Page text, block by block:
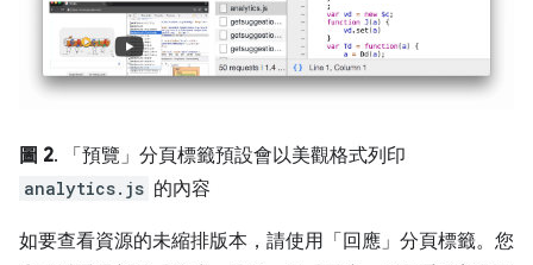
圖 2. 「預覽」 分頁標籤預設會以美觀格式列印
analytics.js 的內容
如要查看資源的未縮排版本，請使用「回應」 分頁標籤。您